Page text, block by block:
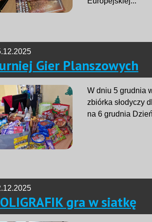
Gier Planszowych
W dniu 5 grudnia
zbiórka słodyczy
na 6 grudnia
gra w siatkę